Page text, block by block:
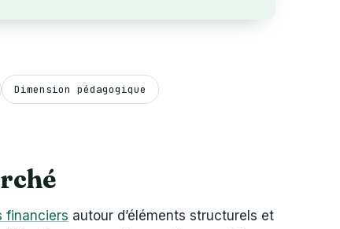
Dimension pédagogique
financiers autour d’éléments structurels et